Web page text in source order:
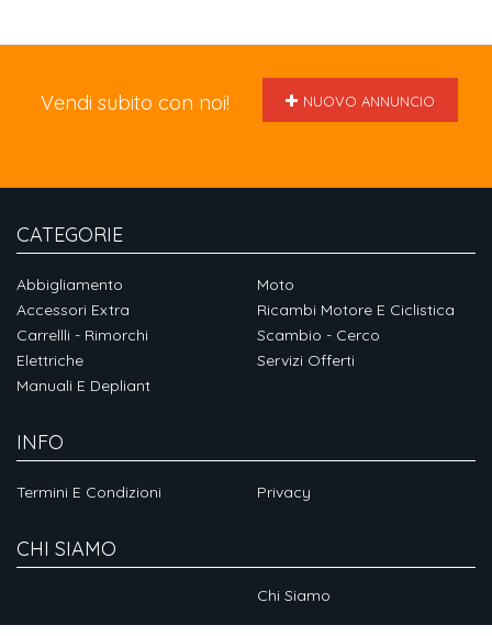
Vendi subito con noi! NUOVO ANNUNCIO
CATEGORIE
Abbigliamento
Accessori Extra
Carrellli - Rimorchi
Elettriche
Manuali E Depliant
Moto
Ricambi Motore E Ciclistica
Scambio - Cerco
Servizi Offerti
INFO
Termini E Condizioni Privacy
CHI SIAMO
Chi Siamo